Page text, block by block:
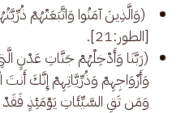
(وَالَّذِينَ آمَنُوا وَاتَّبَعَتْهُمْ
[الطور:21].
(رَبَّنَا وَأَدْخِلْهُمْ جَنَّاتِ عَدْنٍ
وَأَزْوَاجِهِمْ وَذُرِّيَّاتِهِمْ إِنَّكَ
وَمَن تَقِ السَّيِّئَاتِ يَوْمَئِذٍ فَقَدْ